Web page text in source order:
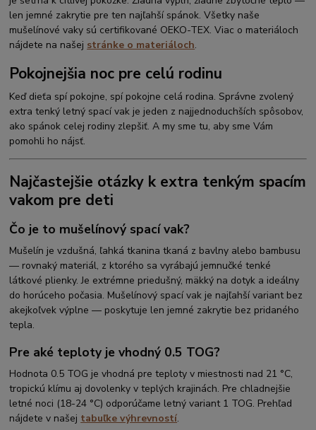
len jemné zakrytie pre ten najľahší spánok. Všetky naše
mušelínové vaky sú certifikované OEKO-TEX. Viac o materiáloch
nájdete na našej stránke o materiáloch.
Pokojnejšia noc pre celú rodinu
Keď dieťa spí pokojne, spí pokojne celá rodina. Správne zvolený
extra tenký letný spací vak je jeden z najjednoduchších spôsobov,
ako spánok celej rodiny zlepšiť. A my sme tu, aby sme Vám
pomohli ho nájsť.
Najčastejšie otázky k extra tenkým spacím
vakom pre deti
Čo je to mušelínový spací vak?
Mušelín je vzdušná, ľahká tkanina tkaná z bavlny alebo bambusu
— rovnaký materiál, z ktorého sa vyrábajú jemnučké tenké
látkové plienky. Je extrémne priedušný, mäkký na dotyk a ideálny
do horúceho počasia. Mušelínový spací vak je najľahší variant bez
akejkoľvek výplne — poskytuje len jemné zakrytie bez pridaného
tepla.
Pre aké teploty je vhodný 0.5 TOG?
Hodnota 0.5 TOG je vhodná pre teploty v miestnosti nad 21 °C,
tropickú klímu aj dovolenky v teplých krajinách. Pre chladnejšie
letné noci (18-24 °C) odporúčame letný variant 1 TOG. Prehľad
nájdete v našej tabuľke výhrevností.